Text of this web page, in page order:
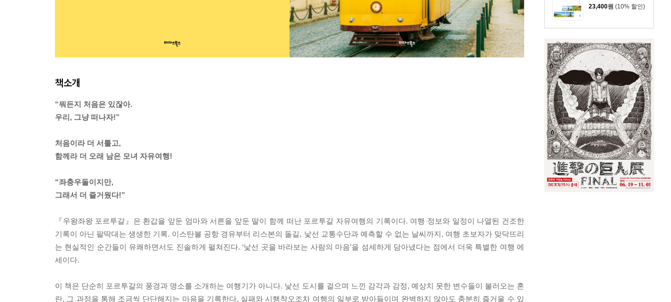
23,400원 (10% 할인)
책소개
“뭐든지 처음은 있잖아.
우리, 그냥 떠나자!”
처음이라 더 서툴고,
함께라 더 오래 남은 모녀 자유여행!
“좌충우돌이지만,
그래서 더 즐거웠다!”
『우왕좌왕 포르투갈』은 환갑을 앞둔 엄마와 서른을 앞둔 딸이 함께 떠난 포르투갈 자유여행의 기록이다. 여행 정보와 일정이 나열된 건조한
기록이 아닌 팔딱대는 생생한 기록. 이스탄불 공항 경유부터 리스본의 돌길, 낯선 교통수단과 예측할 수 없는 날씨까지, 여행 초보자가 맞닥뜨리
는 현실적인 순간들이 유쾌하면서도 진솔하게 펼쳐진다. ‘낯선 곳을 바라보는 사람의 마음’을 섬세하게 담아냈다는 점에서 더욱 특별한 여행 에
세이다.
이 책은 단순히 포르투갈의 풍경과 명소를 소개하는 여행기가 아니다. 낯선 도시를 걸으며 느낀 감각과 감정, 예상치 못한 변수들이 불러오는 혼
란, 그 과정을 통해 조금씩 단단해지는 마음을 기록한다. 실패와 시행착오조차 여행의 일부로 받아들이며 완벽하지 않아도 충분히 즐거울 수 있